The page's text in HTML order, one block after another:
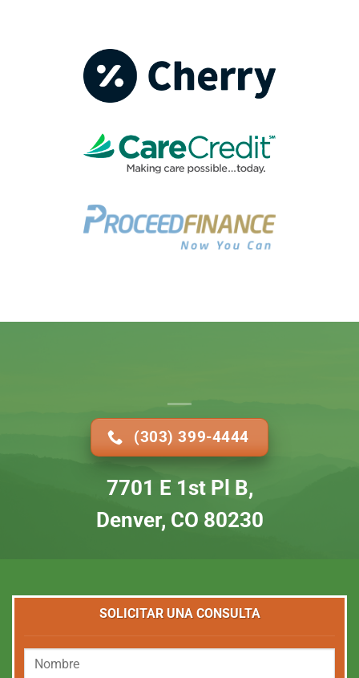
(303) 399-4444
7701 E 1st Pl B,
Denver, CO 80230
SOLICITAR UNA CONSULTA